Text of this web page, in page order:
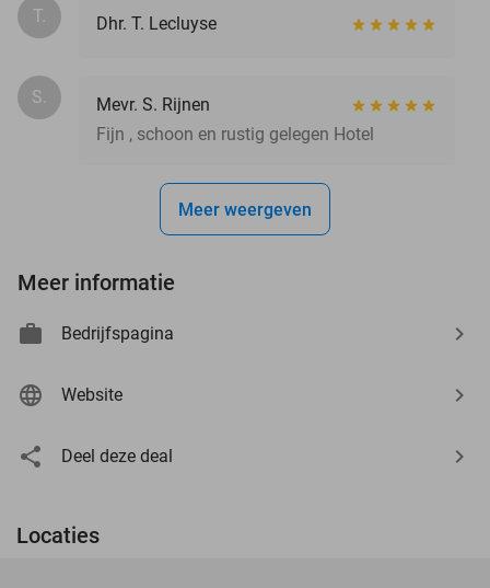
T. Dhr. T. Lecluyse
S.
Mevr. S. Rijnen
Fijn , schoon en rustig gelegen Hotel
Meer weergeven
Meer informatie
Bedrijfspagina
Website
Deel deze deal
Locaties